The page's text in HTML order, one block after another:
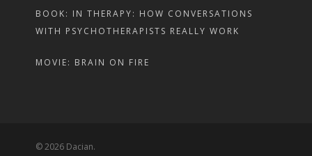
BOOK: IN THERAPY: HOW CONVERSATIONS
WITH PSYCHOTHERAPISTS REALLY WORK
MOVIE: BRAIN ON FIRE
© 2026 Dacian.